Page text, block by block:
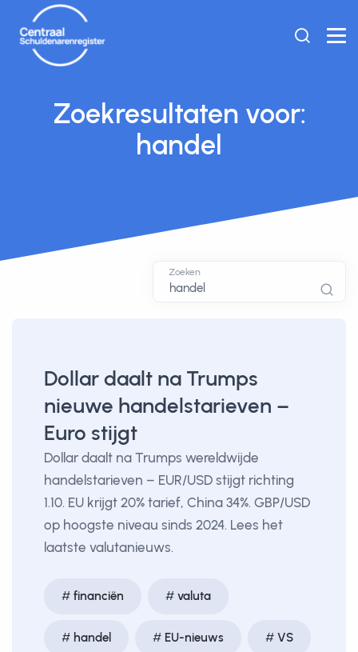
Zoekresultaten voor:
handel
Zoeken
Dollar daalt na Trumps
nieuwe handelstarieven –
Euro stijgt
Dollar daalt na Trumps wereldwijde
handelstarieven – EUR/USD stijgt richting
1.10. EU krijgt 20% tarief, China 34%. GBP/USD
op hoogste niveau sinds 2024. Lees het
laatste valutanieuws.
financiën valuta
handel EU-nieuws VS